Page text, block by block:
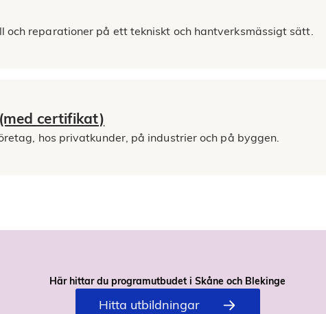
reparationer på ett tekniskt och hantverksmässigt sätt.
certifikat)
hos privatkunder, på industrier och på byggen.
Här hittar du programutbudet i Skåne och Blekinge
Hitta utbildningar